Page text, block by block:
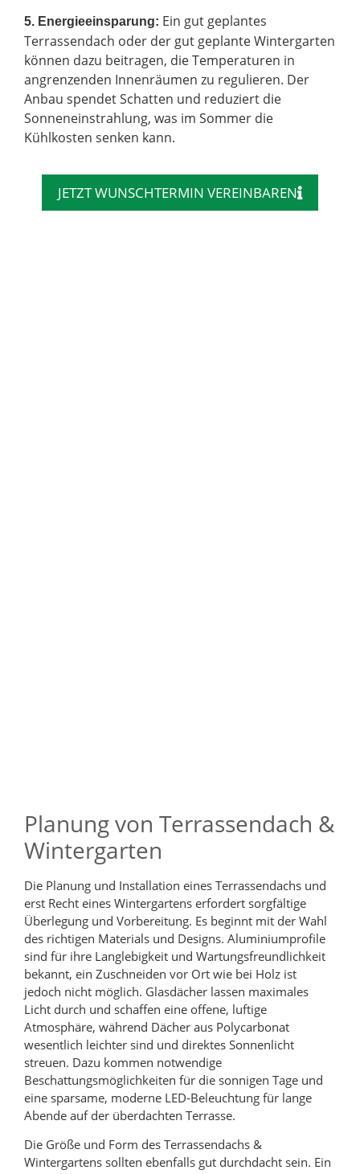
5. Energieeinsparung: Ein gut geplantes
Terrassendach oder der gut geplante Wintergarten
können dazu beitragen, die Temperaturen in
angrenzenden Innenräumen zu regulieren. Der
Anbau spendet Schatten und reduziert die
Sonneneinstrahlung, was im Sommer die
Kühlkosten senken kann.
JETZT WUNSCHTERMIN VEREINBAREN
Planung von Terrassendach &
Wintergarten
Die Planung und Installation eines Terrassendachs und
erst Recht eines Wintergartens erfordert sorgfältige
Überlegung und Vorbereitung. Es beginnt mit der Wahl
des richtigen Materials und Designs. Aluminiumprofile
sind für ihre Langlebigkeit und Wartungsfreundlichkeit
bekannt, ein Zuschneiden vor Ort wie bei Holz ist
jedoch nicht möglich. Glasdächer lassen maximales
Licht durch und schaffen eine offene, luftige
Atmosphäre, während Dächer aus Polycarbonat
wesentlich leichter sind und direktes Sonnenlicht
streuen. Dazu kommen notwendige
Beschattungsmöglichkeiten für die sonnigen Tage und
eine sparsame, moderne LED-Beleuchtung für lange
Abende auf der überdachten Terrasse.
Die Größe und Form des Terrassendachs &
Wintergartens sollten ebenfalls gut durchdacht sein. Ein